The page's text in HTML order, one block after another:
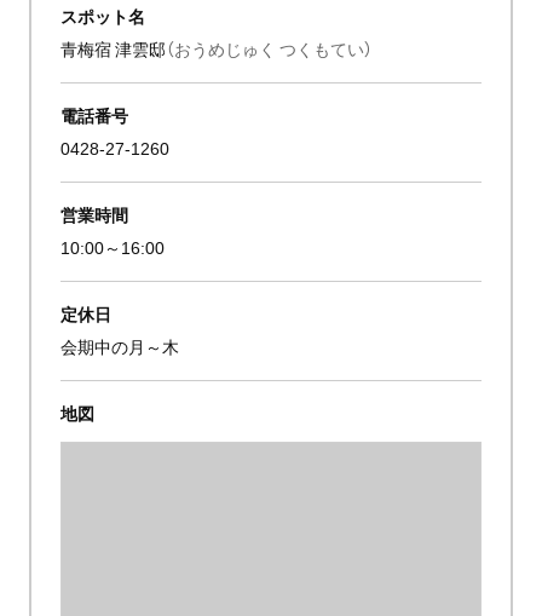
スポット名
青梅宿 津雲邸（おうめじゅく つくもてい）
電話番号
0428-27-1260
営業時間
10:00～16:00
定休日
会期中の月～木
地図